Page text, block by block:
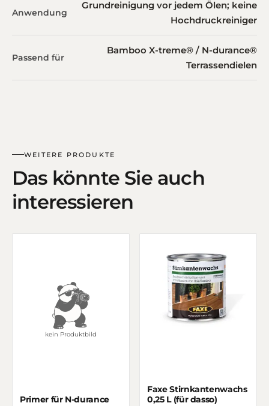
Anwendung
Grundreinigung vor jedem Ölen; keine
Hochdruckreiniger
Passend für
Bamboo X-treme® / N-durance®
Terrassendielen
WEITERE PRODUKTE
Das könnte Sie auch
interessieren
kein Produktbild
Primer für N-durance
Faxe Stirnkantenwachs
0,25 L (für dasso)